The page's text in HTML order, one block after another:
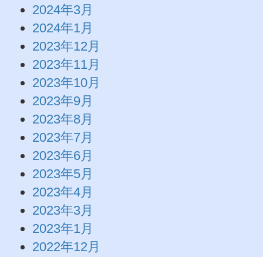
2024年3月
2024年1月
2023年12月
2023年11月
2023年10月
2023年9月
2023年8月
2023年7月
2023年6月
2023年5月
2023年4月
2023年3月
2023年1月
2022年12月